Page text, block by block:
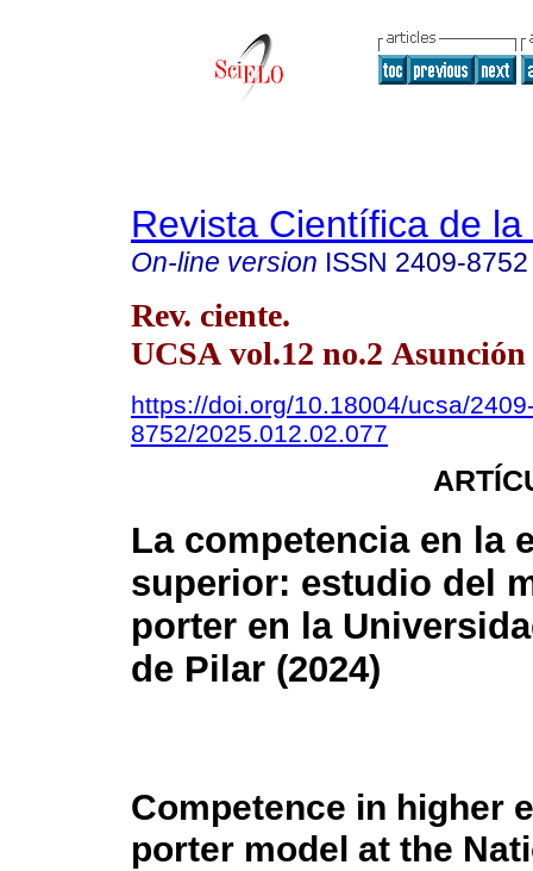
Revista Científica de la
On-line version ISSN 2409-8752
Rev. ciente.
UCSA vol.12 no.2
https://doi.org/10.18004/ucsa/
8752/2025.012.02.077
La competencia en la
superior: estudio del
porter en la
de Pilar (2024)
Competence in higher
porter model at the